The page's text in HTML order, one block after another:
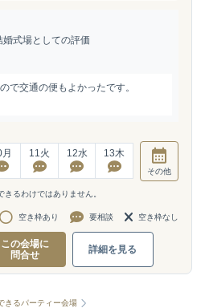
婚式場としての評価
で交通の便もよかったです。
月 11火 12水 13木
その他
るわけではありません。
空き枠あり 要相談 空き枠なし
この会場に
問合せ
詳細を見る
きるパーティー会場